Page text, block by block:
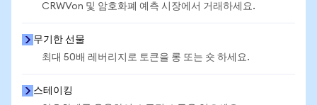
CRWVon 및 암호화폐 예측 시장에서 거래하세요.
무기한 선물
최대 50배 레버리지로 토큰을 롱 또는 숏 하세요.
스테이킹